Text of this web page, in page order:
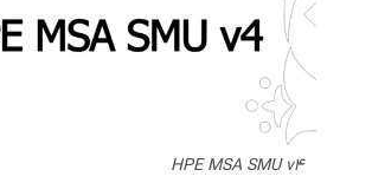
HPE MSA SMU v4